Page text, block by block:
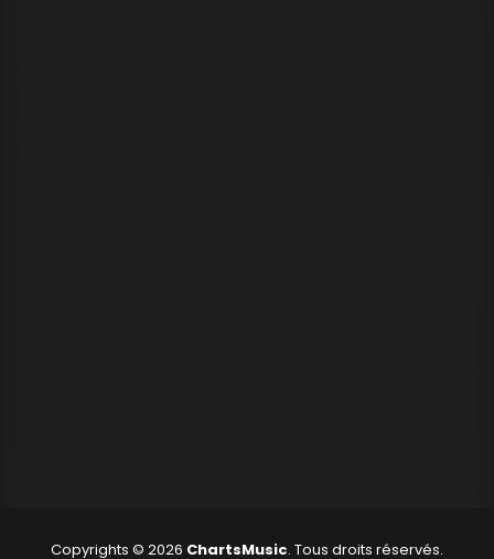
Copyrights © 2026 ChartsMusic. Tous droits réservés.